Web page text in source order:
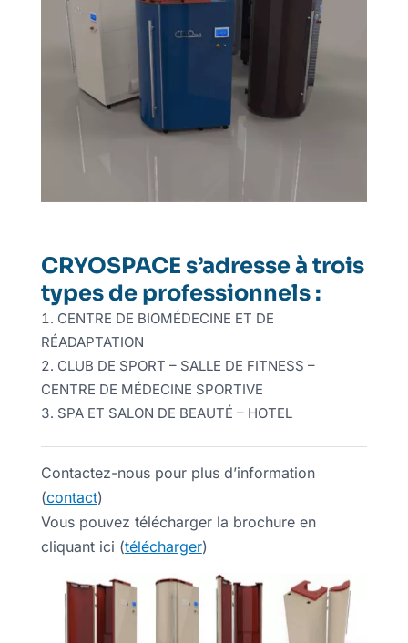
CRYOSPACE s’adresse à trois
types de professionnels :
CENTRE DE BIOMÉDECINE ET DE
RÉADAPTATION
CLUB DE SPORT – SALLE DE FITNESS –
CENTRE DE MÉDECINE SPORTIVE
SPA ET SALON DE BEAUTÉ – HOTEL
Contactez-nous pour plus d’information
(contact)
Vous pouvez télécharger la brochure en
cliquant ici (télécharger)